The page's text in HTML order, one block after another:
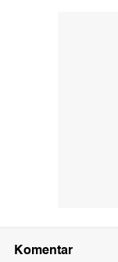
Komentar